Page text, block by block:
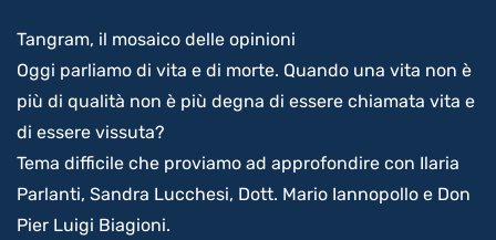
Tangram, il mosaico delle opinioni
Oggi parliamo di vita e di morte. Quando una vita non è
più di qualità non è più degna di essere chiamata vita e
di essere vissuta?
Tema difficile che proviamo ad approfondire con Ilaria
Parlanti, Sandra Lucchesi, Dott. Mario Iannopollo e Don
Pier Luigi Biagioni.